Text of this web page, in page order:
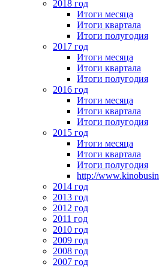
2018 год
Итоги месяца
Итоги квартала
Итоги полугодия
2017 год
Итоги месяца
Итоги квартала
Итоги полугодия
2016 год
Итоги месяца
Итоги квартала
Итоги полугодия
2015 год
Итоги месяца
Итоги квартала
Итоги полугодия
http://
2014 год
2013 год
2012 год
2011 год
2010 год
2009 год
2008 год
2007 год